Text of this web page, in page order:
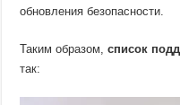
обновления безопасности.
Таким образом,список
так: